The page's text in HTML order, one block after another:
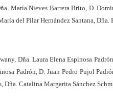
María Nieves Barrera Brito, D.
del Pilar Hernández Santana, Dña.
Dña. Laura Elena Espinosa
Padrón, D. Juan Pedro Pujol
Dña. Catalina Margarita Sánchez